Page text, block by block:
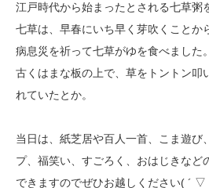
江戸時代から始まったとされる七草粥
七草は、早春にいち早く芽吹くことか
病息災を祈って七草がゆを食べました。
古くはまな板の上で、草をトントン叩
れていたとか。
当日は、紙芝居や百人一首、こま遊び
プ、福笑い、すごろく、おはじきなど
できますのでぜひお越しください( ´ ▽